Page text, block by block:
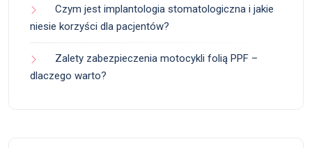
Czym jest implantologia stomatologiczna i jakie
niesie korzyści dla pacjentów?
Zalety zabezpieczenia motocykli folią PPF –
dlaczego warto?